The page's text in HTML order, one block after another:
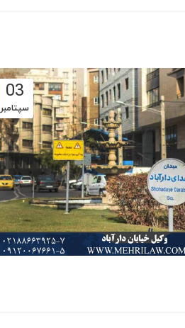
03
سپتامبر